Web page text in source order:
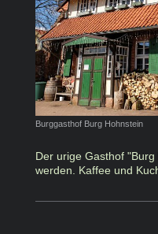
Burggasthof Burg Hohnstein
Der urige Gasthof
werden. Kaffee und